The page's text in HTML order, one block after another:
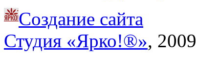
Создание сайта
Студия «Ярко!®», 2009